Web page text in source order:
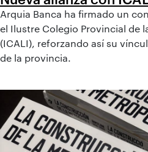
Arquia Banca ha firmado un
el Ilustre Colegio Provincial de
(ICALI), reforzando así su
de la provincia.